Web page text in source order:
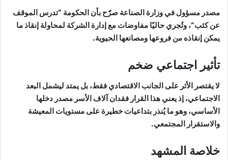
مصدر مسؤول في وزارة الصناعة صرّح بأن الحكومة “تدرس الموقف
عن كثب”، وتُجري حاليًا مفاوضات مع إدارة الشركة لمحاولة إنقاذ ما
يمكن إنقاذه من فروعها ومصانعها الحيوية.
تأثير اجتماعي ضخم
لا يقتصر الأثر على الجانب الاقتصادي فقط، بل يمتد ليشمل البعد
الاجتماعي، إذ يعني هذا القرار فقدان آلاف الأسر مصدر دخلها
الأساسي، وهو ما يُنذر بتداعيات خطيرة على مستويات المعيشة
والاستقرار المجتمعي.
خلاصة المشهد